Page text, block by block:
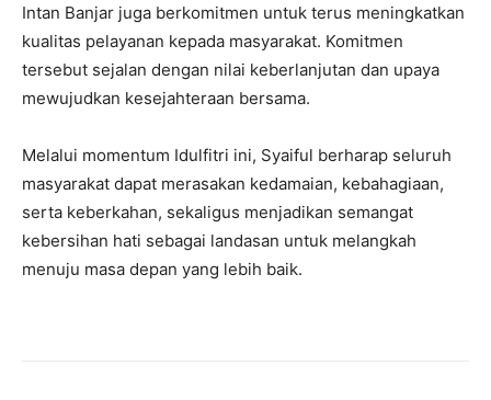
Intan Banjar juga berkomitmen untuk terus meningkatkan
kualitas pelayanan kepada masyarakat. Komitmen
tersebut sejalan dengan nilai keberlanjutan dan upaya
mewujudkan kesejahteraan bersama.
Melalui momentum Idulfitri ini, Syaiful berharap seluruh
masyarakat dapat merasakan kedamaian, kebahagiaan,
serta keberkahan, sekaligus menjadikan semangat
kebersihan hati sebagai landasan untuk melangkah
menuju masa depan yang lebih baik.